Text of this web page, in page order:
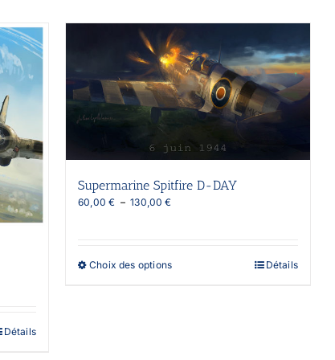
Détails
Supermarine Spitfire D-DAY
60,00€ – 130,00€Plage
Choix des optionsCe
Détails